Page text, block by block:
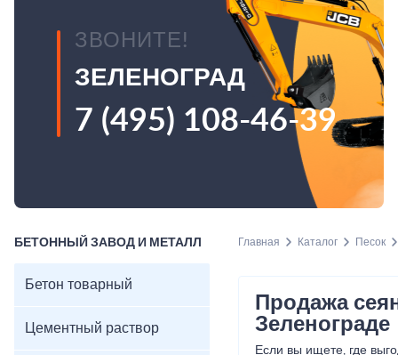
ЗВОНИТЕ!
ЗЕЛЕНОГРАД
7 (495) 108-46-39
БЕТОННЫЙ ЗАВОД И МЕТАЛЛ
Бетон товарный
Цементный раствор
Главная Каталог Песок
Продажа
Зеленограде
Если вы ищете, где